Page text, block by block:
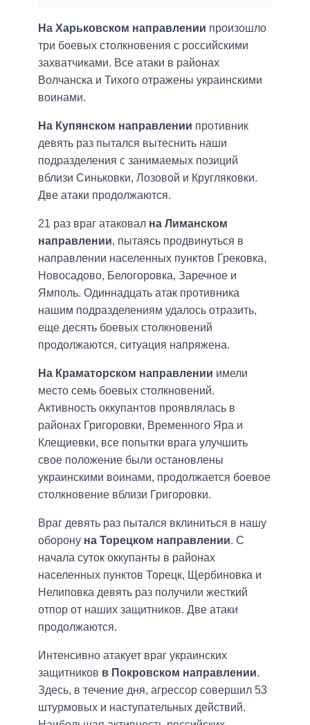
На Харьковском направлении произошло
три боевых столкновения с российскими
захватчиками. Все атаки в районах
Волчанска и Тихого отражены украинскими
воинами.
На Купянском направлении противник
девять раз пытался вытеснить наши
подразделения с занимаемых позиций
вблизи Синьковки, Лозовой и Кругляковки.
Две атаки продолжаются.
21 раз враг атаковал на Лиманском
направлении, пытаясь продвинуться в
направлении населенных пунктов Грековка,
Новосадово, Белогоровка, Заречное и
Ямполь. Одиннадцать атак противника
нашим подразделениям удалось отразить,
еще десять боевых столкновений
продолжаются, ситуация напряжена.
На Краматорском направлении имели
место семь боевых столкновений.
Активность оккупантов проявлялась в
районах Григоровки, Временного Яра и
Клещиевки, все попытки врага улучшить
свое положение были остановлены
украинскими воинами, продолжается боевое
столкновение вблизи Григоровки.
Враг девять раз пытался вклиниться в нашу
оборону на Торецком направлении. С
начала суток оккупанты в районах
населенных пунктов Торецк, Щербиновка и
Нелиповка девять раз получили жесткий
отпор от наших защитников. Две атаки
продолжаются.
Интенсивно атакует враг украинских
защитников в Покровском направлении.
Здесь, в течение дня, агрессор совершил 53
штурмовых и наступательных действий.